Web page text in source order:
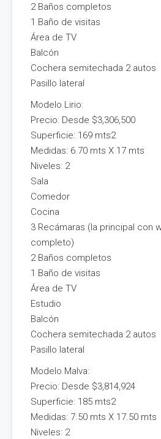
2 Baños completos
1 Baño de visitas
Área de TV
Balcón
Cochera semitechada 2 autos
Pasillo lateral
Modelo Lirio:
Precio: Desde $3,306,500
Superficie: 169 mts2
Medidas: 6.70 mts X 17 mts
Niveles: 2
Sala
Comedor
Cocina
3 Recámaras (la principal con
completo)
2 Baños completos
1 Baño de visitas
Área de TV
Estudio
Balcón
Cochera semitechada 2 autos
Pasillo lateral
Modelo Malva:
Precio: Desde $3,814,924
Superficie: 185 mts2
Medidas: 7.50 mts X 17.50 mts
Niveles: 2